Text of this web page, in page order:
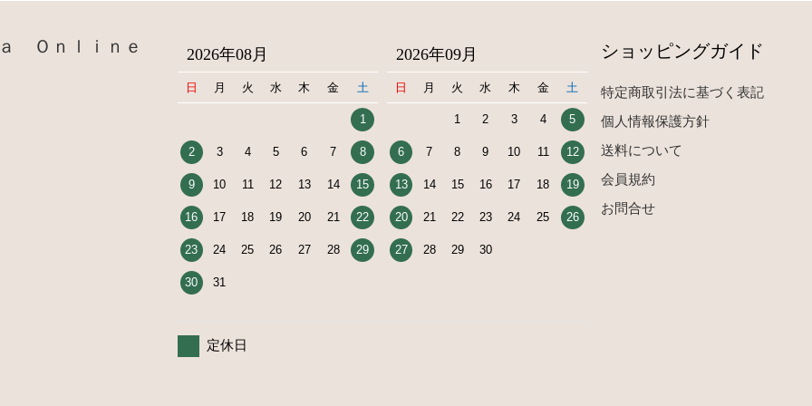
Ｏｎｌｉｎｅ 2026年08月
日 月 火 水 木 金 土
1
2 3 4 5 6 7 8
9 10 11 12 13 14 15
16 17 18 19 20 21 22
23 24 25 26 27 28 29
30 31
2026年09月
日 月 火 水 木 金 土
1 2 3 4 5
6 7 8 9 10 11 12
13 14 15 16 17 18 19
20 21 22 23 24 25 26
27 28 29 30
定休日
ショッピングガイド
特定商取引法に基づく表記
個人情報保護方針
送料について
会員規約
お問合せ